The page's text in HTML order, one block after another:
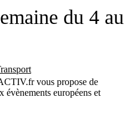
du 4 au
vous propose de
évènements européens et